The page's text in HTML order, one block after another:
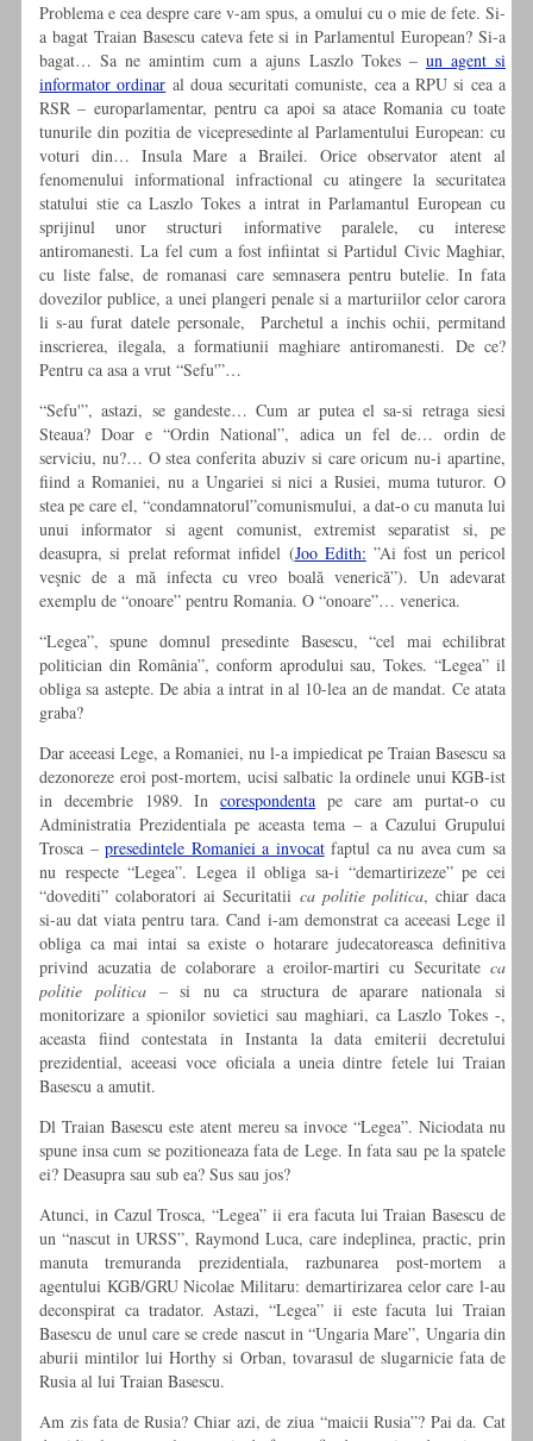
Problema e cea despre care v-am spus, a omului cu o mie de fete. Si-
a bagat Traian Basescu cateva fete si in Parlamentul European? Si-a
bagat… Sa ne amintim cum a ajuns Laszlo Tokes – un agent si
informator ordinar al doua securitati comuniste, cea a RPU si cea a
RSR – europarlamentar, pentru ca apoi sa atace Romania cu toate
tunurile din pozitia de vicepresedinte al Parlamentului European: cu
voturi din… Insula Mare a Brailei. Orice observator atent al
fenomenului informational infractional cu atingere la securitatea
statului stie ca Laszlo Tokes a intrat in Parlamantul European cu
sprijinul unor structuri informative paralele, cu interese
antiromanesti. La fel cum a fost infiintat si Partidul Civic Maghiar,
cu liste false, de romanasi care semnasera pentru butelie. In fata
dovezilor publice, a unei plangeri penale si a marturiilor celor carora
li s-au furat datele personale, Parchetul a inchis ochii, permitand
inscrierea, ilegala, a formatiunii maghiare antiromanesti. De ce?
Pentru ca asa a vrut “Sefu'”…
“Sefu'”, astazi, se gandeste… Cum ar putea el sa-si retraga siesi
Steaua? Doar e “Ordin National”, adica un fel de… ordin de
serviciu, nu?… O stea conferita abuziv si care oricum nu-i apartine,
fiind a Romaniei, nu a Ungariei si nici a Rusiei, muma tuturor. O
stea pe care el, “condamnatorul”comunismului, a dat-o cu manuta lui
unui informator si agent comunist, extremist separatist si, pe
deasupra, si prelat reformat infidel (Joo Edith: ”Ai fost un pericol
veşnic de a mă infecta cu vreo boală venerică”). Un adevarat
exemplu de “onoare” pentru Romania. O “onoare”… venerica.
“Legea”, spune domnul presedinte Basescu, “cel mai echilibrat
politician din România”, conform aprodului sau, Tokes. “Legea” il
obliga sa astepte. De abia a intrat in al 10-lea an de mandat. Ce atata
graba?
Dar aceeasi Lege, a Romaniei, nu l-a impiedicat pe Traian Basescu sa
dezonoreze eroi post-mortem, ucisi salbatic la ordinele unui KGB-ist
in decembrie 1989. Incorespondenta pe care am purtat-o cu
Administratia Prezidentiala pe aceasta tema – a Cazului Grupului
Trosca –presedintele Romaniei a invocatfaptul ca nu avea cum sa
nu respecte “Legea”. Legea il obliga sa-i “demartirizeze” pe cei
“dovediti” colaboratori ai Securitatii ca politie politica, chiar daca
si-au dat viata pentru tara. Cand i-am demonstrat ca aceeasi Lege il
obliga ca mai intai sa existe o hotarare judecatoreasca definitiva
privind acuzatia de colaborare a eroilor-martiri cu Securitate ca
politie politica –si nu ca structura de aparare nationala si
monitorizare a spionilor sovietici sau maghiari, ca Laszlo Tokes -,
aceasta fiind contestata in Instanta la data emiterii decretului
prezidential, aceeasi voce oficiala a uneia dintre fetele lui Traian
Basescu a amutit.
Dl Traian Basescu este atent mereu sa invoce “Legea”. Niciodata nu
spune insa cum se pozitioneaza fata de Lege. In fata sau pe la spatele
ei? Deasupra sau sub ea? Sus sau jos?
Atunci, in Cazul Trosca, “Legea” ii era facuta lui Traian Basescu de
un “nascut in URSS”, Raymond Luca, care indeplinea, practic, prin
manuta tremuranda prezidentiala, razbunarea post-mortem a
agentului KGB/GRU Nicolae Militaru: demartirizarea celor care l-au
deconspirat ca tradator. Astazi, “Legea” ii este facuta lui Traian
Basescu de unul care se crede nascut in “Ungaria Mare”, Ungaria din
aburii mintilor lui Horthy si Orban, tovarasul de slugarnicie fata de
Rusia al lui Traian Basescu.
Am zis fata de Rusia? Chiar azi, de ziua “maicii Rusia”? Pai da. Cat